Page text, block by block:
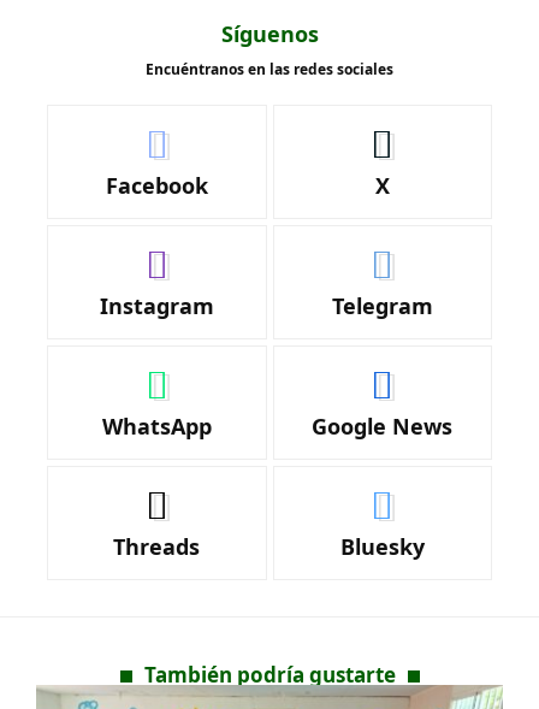
Síguenos
Encuéntranos en las redes sociales
Facebook X
Instagram Telegram
WhatsApp Google News
Threads Bluesky
También podría gustarte